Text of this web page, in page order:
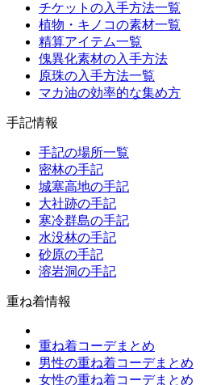
チケットの入手方法一覧
植物・キノコの素材一覧
精算アイテム一覧
傀異化素材の入手方法
原珠の入手方法一覧
マカ油の効率的な集め方
手記情報
手記の場所一覧
密林の手記
城塞高地の手記
大社跡の手記
寒冷群島の手記
水没林の手記
砂原の手記
溶岩洞の手記
重ね着情報
重ね着コーデまとめ
男性の重ね着コーデまとめ
女性の重ね着コーデまとめ